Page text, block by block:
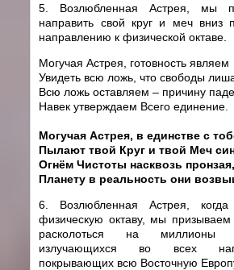
5. Возлюбленная Астрея, мы
направить свой круг и меч вниз
направлению к физической октаве.
Могучая Астрея, готовность являем
Увидеть всю ложь, что свободы
Всю ложь оставляем – причину
Навек утверждаем Всего единение.
Могучая Астрея, в единстве с
Пылают твой Круг и твой Меч
Огнём Чистоты насквозь пронзая,
Планету в реальность они
6. Возлюбленная Астрея,
физическую октаву, мы
расколоться на миллионы
излучающихся во всех
покрывающих всю Восточную